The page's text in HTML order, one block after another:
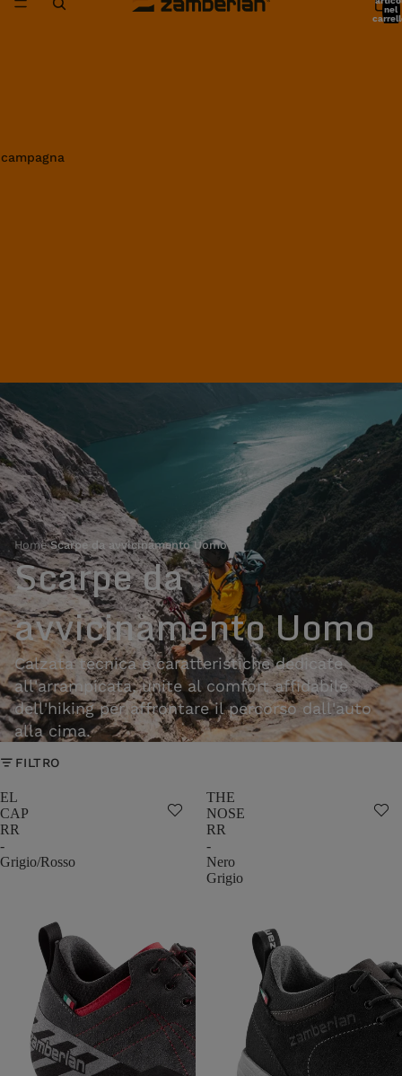
nel
Home›Scarpe da avvicinamento Uomo
Scarpe da
avvicinamento Uomo
Calzata tecnica e caratteristiche dedicate
all'arrampicata, unite al comfort affidabile
dell'hiking per affrontare il percorso dall'auto
alla cima.
FILTRO
EL
CAP
RR
-
Grigio/Rosso
THE
NOSE
RR
-
Nero
Grigio